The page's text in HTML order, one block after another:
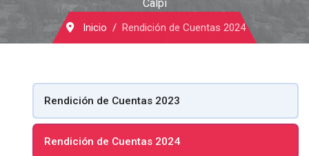
Calpi
Inicio Rendición de Cuentas 2024
Rendición de Cuentas 2023
Rendición de Cuentas 2024